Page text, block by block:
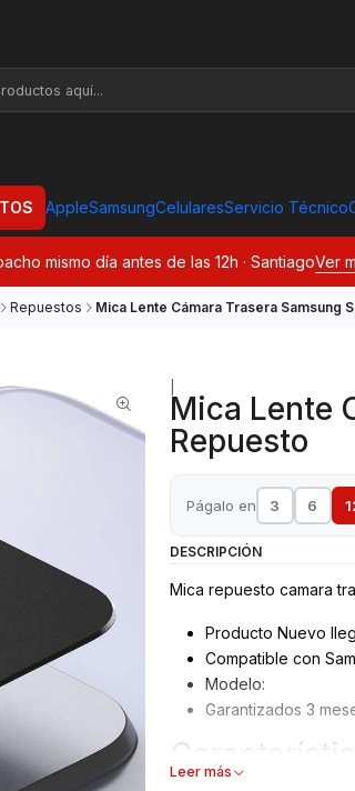
AppleSamsungCelularesServicio Técnico
mismo día antes de las 12h · SantiagoVer
Repuestos Mica Lente Cámara Trasera Samsung
Mica Lente
Repuesto
Págalo en 3 6
DESCRIPCIÓN
Mica repuesto camara
Producto Nuevo
Compatible con
Modelo:
Garantizados 3
Leer más